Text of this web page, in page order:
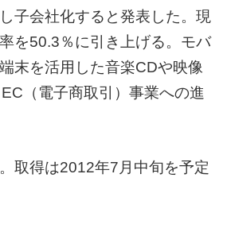
子会社化すると発表した。現
を50.3％に引き上げる。モバ
末を活用した音楽CDや映像
（電子商取引）事業への進
取得は2012年7月中旬を予定